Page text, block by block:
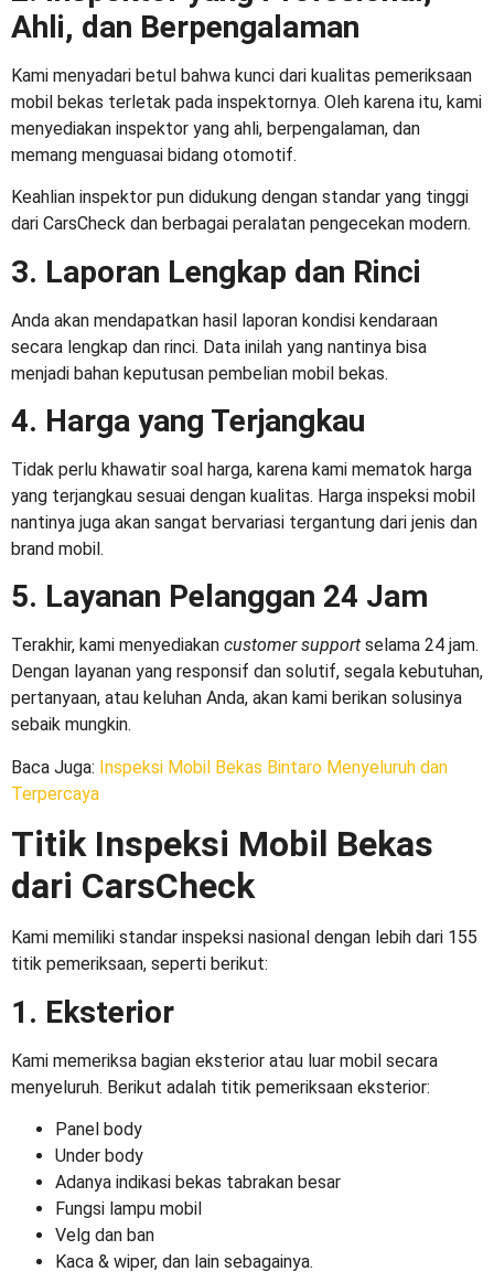
Ahli, dan Berpengalaman
Kami menyadari betul bahwa kunci dari kualitas pemeriksaan
mobil bekas terletak pada inspektornya. Oleh karena itu, kami
menyediakan inspektor yang ahli, berpengalaman, dan
memang menguasai bidang otomotif.
Keahlian inspektor pun didukung dengan standar yang tinggi
dari CarsCheck dan berbagai peralatan pengecekan modern.
3. Laporan Lengkap dan Rinci
Anda akan mendapatkan hasil laporan kondisi kendaraan
secara lengkap dan rinci. Data inilah yang nantinya bisa
menjadi bahan keputusan pembelian mobil bekas.
4. Harga yang Terjangkau
Tidak perlu khawatir soal harga, karena kami mematok harga
yang terjangkau sesuai dengan kualitas. Harga inspeksi mobil
nantinya juga akan sangat bervariasi tergantung dari jenis dan
brand mobil.
5. Layanan Pelanggan 24 Jam
Terakhir, kami menyediakan customer support selama 24 jam.
Dengan layanan yang responsif dan solutif, segala kebutuhan,
pertanyaan, atau keluhan Anda, akan kami berikan solusinya
sebaik mungkin.
Baca Juga: Inspeksi Mobil Bekas Bintaro Menyeluruh dan
Terpercaya
Titik Inspeksi Mobil Bekas
dari CarsCheck
Kami memiliki standar inspeksi nasional dengan lebih dari 155
titik pemeriksaan, seperti berikut:
1. Eksterior
Kami memeriksa bagian eksterior atau luar mobil secara
menyeluruh. Berikut adalah titik pemeriksaan eksterior:
Panel body
Under body
Adanya indikasi bekas tabrakan besar
Fungsi lampu mobil
Velg dan ban
Kaca & wiper, dan lain sebagainya.